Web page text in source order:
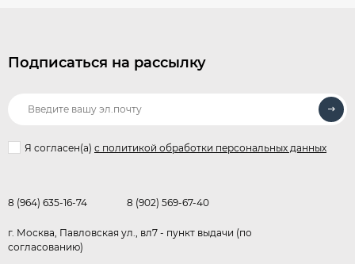
Подписаться на рассылку
Я согласен(a) с политикой обработки персональных данных
8 (964) 635-16-74 8 (902) 569-67-40
г. Москва, Павловская ул., вл7 - пункт выдачи (по
согласованию)